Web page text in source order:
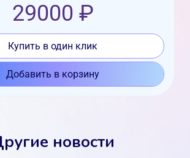
29000 ₽
Купить в один клик
Добавить в корзину
новости